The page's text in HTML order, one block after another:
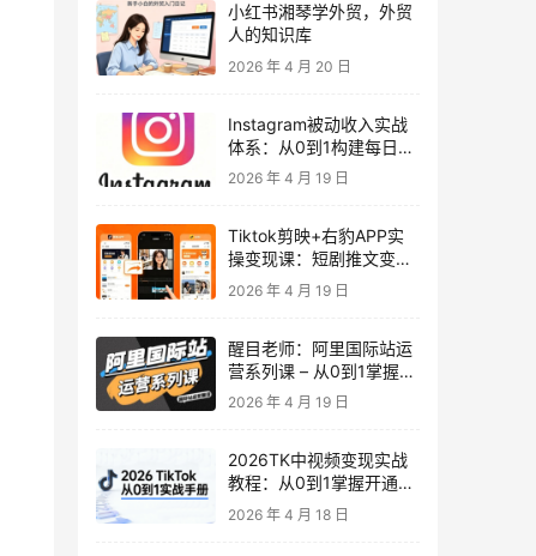
小红书湘琴学外贸，外贸
人的知识库
2026 年 4 月 20 日
Instagram被动收入实战
体系：从0到1构建每日盈
利的自动销售漏斗
2026 年 4 月 19 日
Tiktok剪映+右豹APP实
操变现课：短剧推文变现
全教程来了！
2026 年 4 月 19 日
醒目老师：阿里国际站运
营系列课 – 从0到1掌握平
台运营核心技巧
2026 年 4 月 19 日
2026TK中视频变现实战
教程：从0到1掌握开通、
养号、剪辑到变现，新手
副业首选
2026 年 4 月 18 日